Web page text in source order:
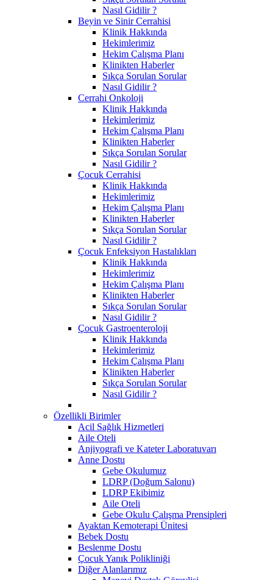
Nasıl Gidilir ?
Beyin ve Sinir Cerrahisi
Klinik Hakkında
Hekimlerimiz
Hekim Çalışma Planı
Klinikten Haberler
Sıkça Sorulan Sorular
Nasıl Gidilir ?
Cerrahi Onkoloji
Klinik Hakkında
Hekimlerimiz
Hekim Çalışma Planı
Klinikten Haberler
Sıkça Sorulan Sorular
Nasıl Gidilir ?
Çocuk Cerrahisi
Klinik Hakkında
Hekimlerimiz
Hekim Çalışma Planı
Klinikten Haberler
Sıkça Sorulan Sorular
Nasıl Gidilir ?
Çocuk Enfeksiyon Hastalıkları
Klinik Hakkında
Hekimlerimiz
Hekim Çalışma Planı
Klinikten Haberler
Sıkça Sorulan Sorular
Nasıl Gidilir ?
Çocuk Gastroenteroloji
Klinik Hakkında
Hekimlerimiz
Hekim Çalışma Planı
Klinikten Haberler
Sıkça Sorulan Sorular
Nasıl Gidilir ?
Özellikli Birimler
Acil Sağlık Hizmetleri
Aile Oteli
Anjiyografi ve Kateter Laboratuvarı
Anne Dostu
​Gebe Okulumuz
LDRP (Doğum Salonu)
LDRP Ekibimiz
Aile Oteli
Gebe Okulu Çalışma Prensipleri
Ayaktan Kemoterapi Ünitesi
Bebek Dostu
Beslenme Dostu
Çocuk Yanık Polikliniği
Diğer Alanlarımız